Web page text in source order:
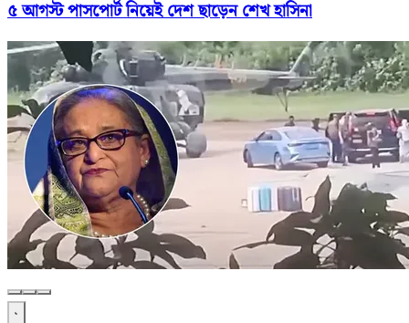
৫ আগস্ট পাসপোর্ট নিয়েই দেশ ছাড়েন শেখ হাসিনা